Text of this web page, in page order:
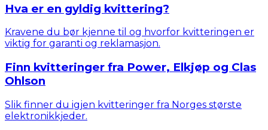
Hva er en gyldig kvittering?
Kravene du bør kjenne til og hvorfor kvitteringen er
viktig for garanti og reklamasjon.
Finn kvitteringer fra Power, Elkjøp og Clas
Ohlson
Slik finner du igjen kvitteringer fra Norges største
elektronikkjeder.